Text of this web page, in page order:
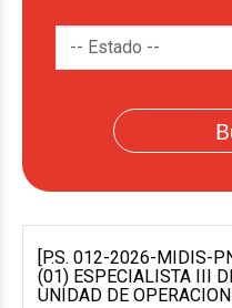
[P.S. 012-2026-MIDIS-
(01) ESPECIALISTA III
UNIDAD DE